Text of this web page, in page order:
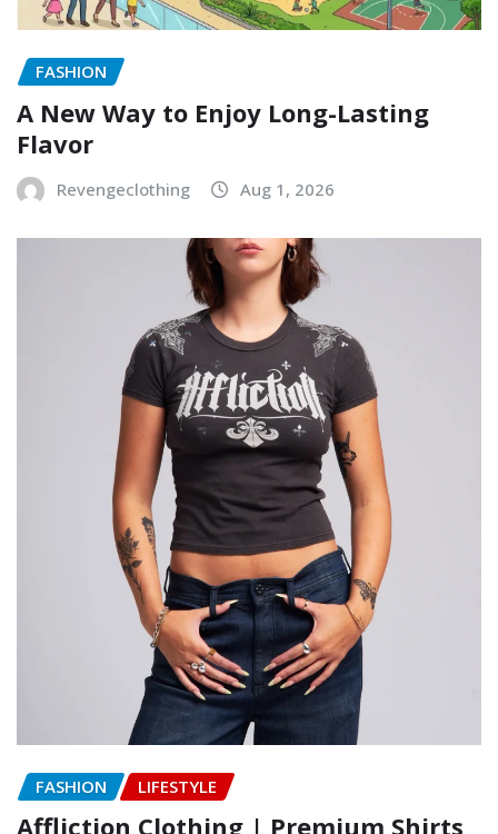
FASHION
A New Way to Enjoy Long-Lasting
Flavor
Revengeclothing Aug 1, 2026
FASHION LIFESTYLE
Affliction Clothing | Premium Shirts